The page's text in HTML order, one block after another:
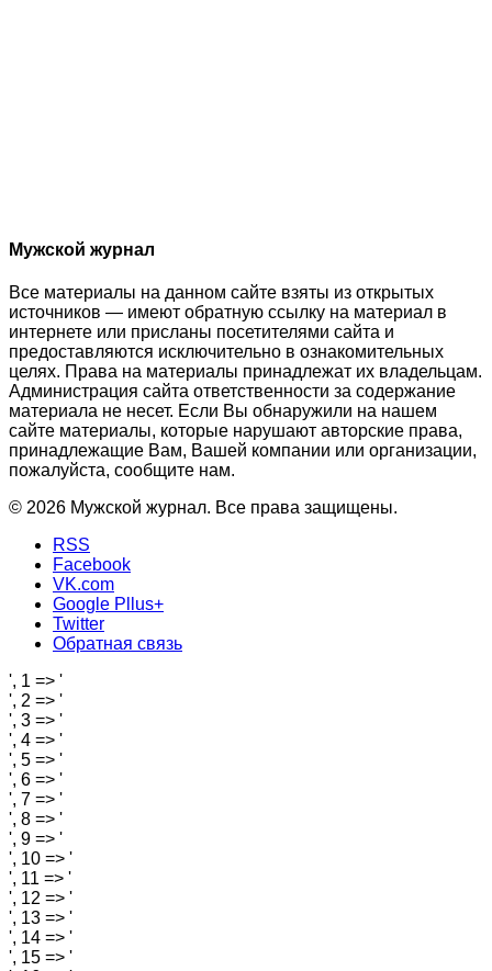
Мужской журнал
Все материалы на данном сайте взяты из открытых
источников — имеют обратную ссылку на материал в
интернете или присланы посетителями сайта и
предоставляются исключительно в ознакомительных
целях. Права на материалы принадлежат их владельцам.
Администрация сайта ответственности за содержание
материала не несет. Если Вы обнаружили на нашем
сайте материалы, которые нарушают авторские права,
принадлежащие Вам, Вашей компании или организации,
пожалуйста, сообщите нам.
© 2026 Мужской журнал. Все права защищены.
RSS
Facebook
VK.com
Google Pllus+
Twitter
Обратная связь
', 1 => '
', 2 => '
', 3 => '
', 4 => '
', 5 => '
', 6 => '
', 7 => '
', 8 => '
', 9 => '
', 10 => '
', 11 => '
', 12 => '
', 13 => '
', 14 => '
', 15 => '